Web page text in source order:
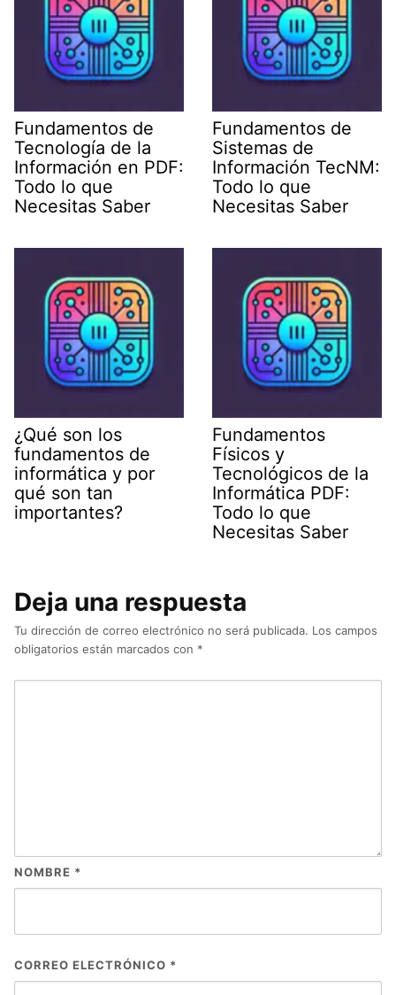
Fundamentos de
Tecnología de la
Información en PDF:
Todo lo que
Necesitas Saber
Fundamentos de
Sistemas de
Información TecNM:
Todo lo que
Necesitas Saber
¿Qué son los
fundamentos de
informática y por
qué son tan
importantes?
Fundamentos
Físicos y
Tecnológicos de la
Informática PDF:
Todo lo que
Necesitas Saber
Deja una respuesta
Tu dirección de correo electrónico no será publicada. Los campos
obligatorios están marcados con *
NOMBRE *
CORREO ELECTRÓNICO *